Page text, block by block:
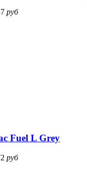
руб
Fuel L Grey
руб